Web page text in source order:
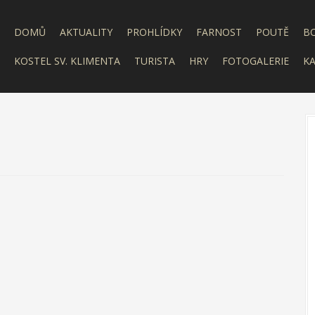
DOMŮ AKTUALITY PROHLÍDKY FARNOST POUTĚ
KOSTEL SV. KLIMENTA TURISTA HRY FOTOGALERIE